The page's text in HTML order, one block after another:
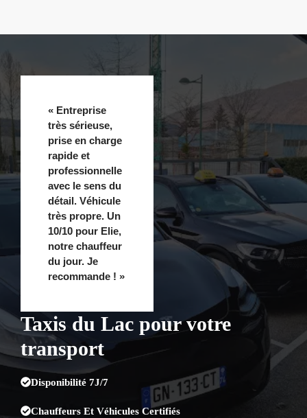
Taxis du Lac pour votre
transport
Disponibilité 7J/7
Chauffeurs Et Véhicules Certifiés
« Entreprise
très sérieuse,
prise en charge
rapide et
professionnelle
avec le sens du
détail. Véhicule
très propre. Un
10/10 pour Elie,
notre chauffeur
du jour. Je
recommande ! »